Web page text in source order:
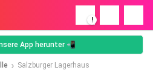
!
App herunter 📲
Salzburger Lagerhaus